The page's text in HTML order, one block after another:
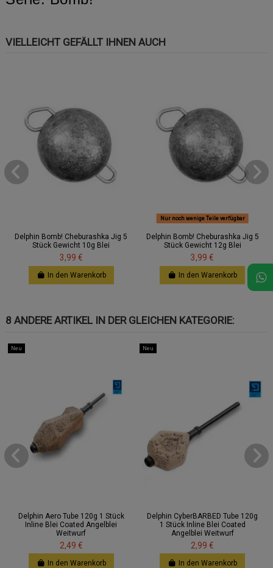
VIELLEICHT GEFÄLLT IHNEN AUCH
Delphin Bomb! Cheburashka Jig 5
Stück Gewicht 10g Blei
3,99 €
In den Warenkorb
Nur noch wenige Teile verfügbar
Delphin Bomb! Cheburashka Jig 5
Stück Gewicht 12g Blei
3,99 €
In den Warenkorb
8 ANDERE ARTIKEL IN DER GLEICHEN KATEGORIE:
Neu
Delphin Aero Tube 120g 1 Stück
Inline Blei Coated Angelblei
Weitwurf
2,49 €
In den Warenkorb
Neu
Delphin CyberBARBED Tube 120g
1 Stück Inline Blei Coated
Angelblei Weitwurf
2,99 €
In den Warenkorb